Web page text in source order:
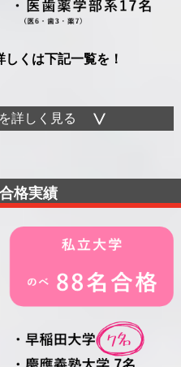
くは下記一覧を！
詳しく見る
格実績